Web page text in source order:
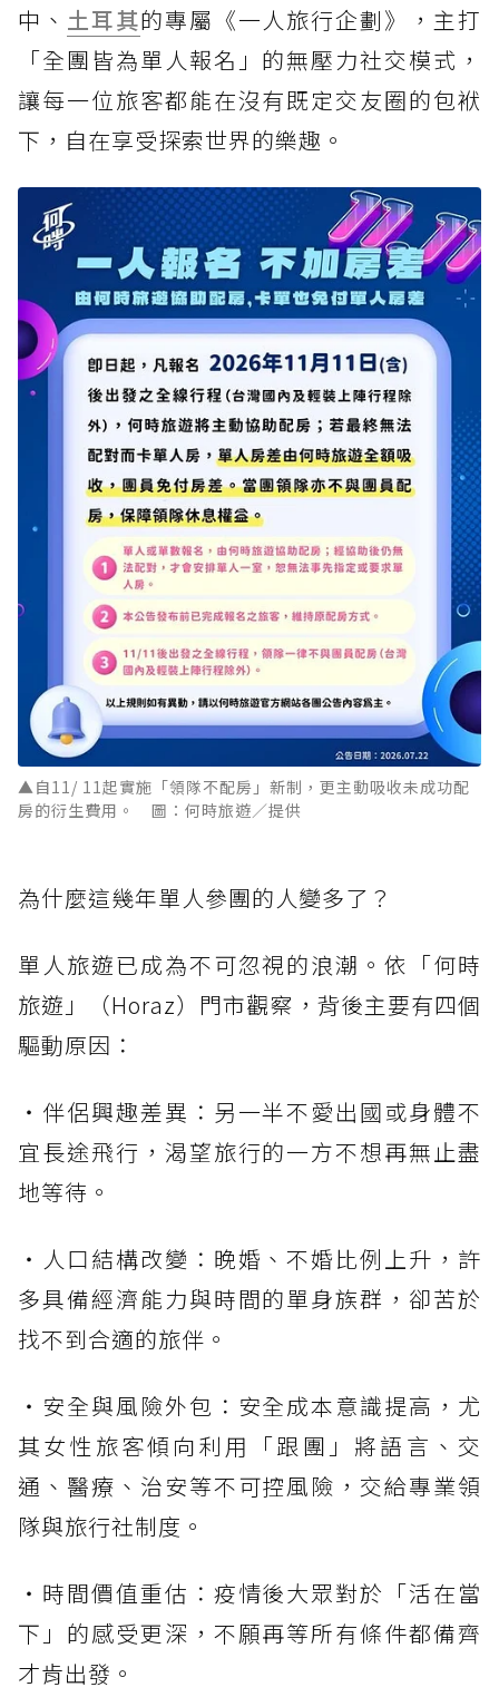
中、 土耳其的專屬《一人旅行企劃》，主打
「全團皆為單人報名」的無壓力社交模式，
讓每一位旅客都能在沒有既定交友圈的包袱
下，自在享受探索世界的樂趣。
▲自11/ 11起實施「領隊不配房」新制，更主動吸收未成功配
房的衍生費用。 圖：何時旅遊／提供
為什麼這幾年單人參團的人變多了？
單人旅遊已成為不可忽視的浪潮。依「何時
旅遊」（Horaz）門市觀察，背後主要有四個
驅動原因：
・伴侶興趣差異：另一半不愛出國或身體不
宜長途飛行，渴望旅行的一方不想再無止盡
地等待。
・人口結構改變：晚婚、不婚比例上升，許
多具備經濟能力與時間的單身族群，卻苦於
找不到合適的旅伴。
・安全與風險外包：安全成本意識提高，尤
其女性旅客傾向利用「跟團」將語言、交
通、醫療、治安等不可控風險，交給專業領
隊與旅行社制度。
・時間價值重估：疫情後大眾對於「活在當
下」的感受更深，不願再等所有條件都備齊
才肯出發。